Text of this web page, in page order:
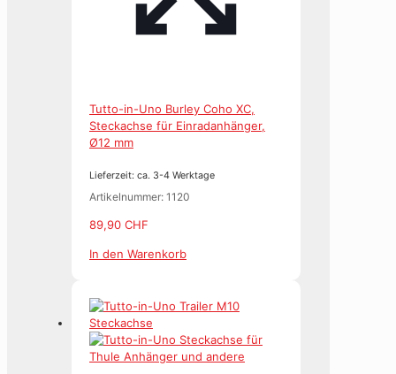
Tutto-in-Uno Burley Coho XC,
Steckachse für Einradanhänger,
Ø12 mm
Lieferzeit: ca. 3-4 Werktage
Artikelnummer: 1120
89,90 CHF
In den Warenkorb